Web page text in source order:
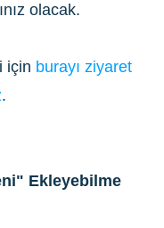
olacak.
için burayı ziyaret
.
Ekleyebilme